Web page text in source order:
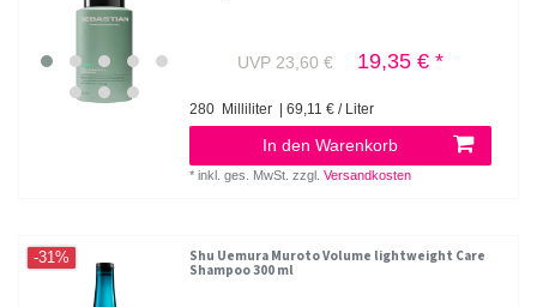
UVP 23,60 € 19,35 € *
280 Milliliter | 69,11 € / Liter
In den Warenkorb
*inkl. ges. MwSt. zzgl.Versandkosten
-31%
Shu Uemura Muroto Volume lightweight Care
Shampoo 300 ml